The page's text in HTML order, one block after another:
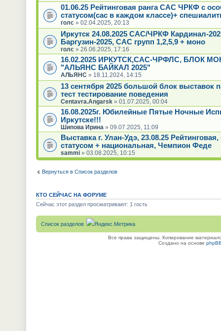
01.06.25 Рейтинговая ранга САС ЧРКФ с
статусом(сас в каждом классе)+
голс» 02.04.2025, 20:13
Иркутск 24.08.2025 САС/ЧРКФ Кардинал-
Баргузин-2025, САС групп 1,2,5,9 + моно
голс» 26.06.2025, 17:16
16.02.2025 ИРКУТСК,САС-ЧРФЛС, БЛОК
"АЛЬЯНС БАЙКАЛ 2025"
АЛЬЯНС » 18.11.2024, 14:15
13 сентября 2025 большой блок выставок
тест тестирование поведения
Centavra.Angarsk» 01.07.2025, 00:04
16.08.2025г. Юбилейные Пятые Ночные
Иркутске!!!
Шипова Ирина » 09.07.2025, 11:09
Выставка г. Улан-Удэ, 23.08.25
статусом + национальная, Чемпион Феде
sammi» 03.08.2025, 10:15
Вернуться в Список разделов
КТО СЕЙЧАС НА ФОРУМЕ
Сейчас этот раздел просматривают: 1 гость
Список разделов
Все права защищены. Копирование
Создано на основе